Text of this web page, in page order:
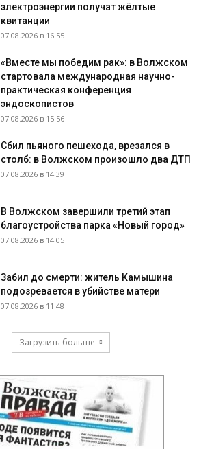
электроэнергии получат жёлтые
квитанции
07.08.2026 в 16:55
«Вместе мы победим рак»: в Волжском
стартовала международная научно-
практическая конференция
эндоскопистов
07.08.2026 в 15:56
Сбил пьяного пешехода, врезался в
столб: в Волжском произошло два ДТП
07.08.2026 в 14:39
В Волжском завершили третий этап
благоустройства парка «Новый город»
07.08.2026 в 14:05
Забил до смерти: житель Камышина
подозревается в убийстве матери
07.08.2026 в 11:48
Загрузить больше